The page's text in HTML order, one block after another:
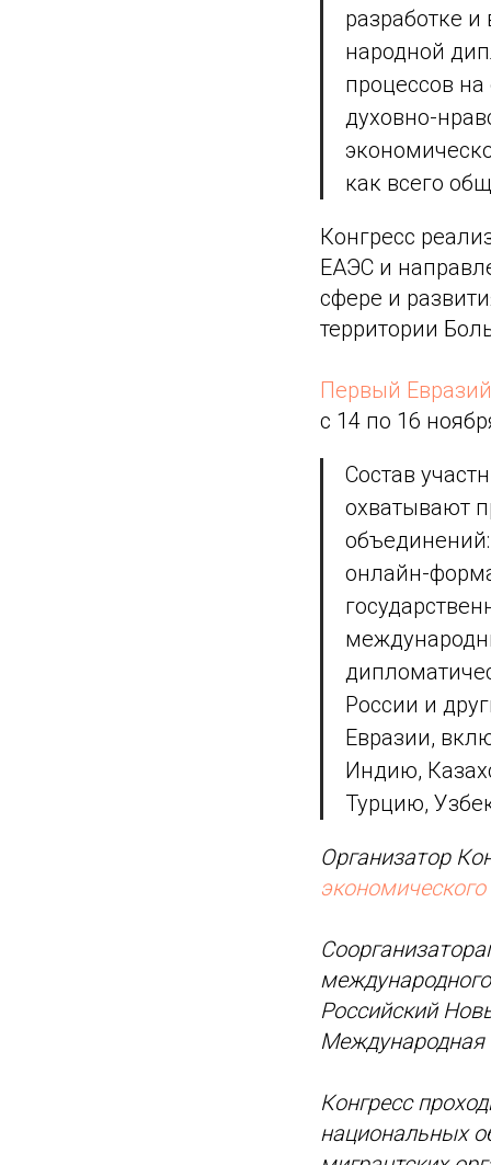
разработке
народной
процессов
духовно-
как всего
Конгресс
ЕАЭС и
сфере и
территории
Первый
с 14 по 16
Состав
охватывают
онлайн-
России и
Евразии,
Индию,
Турцию,
Организатор
Российский
Конгресс
национальных